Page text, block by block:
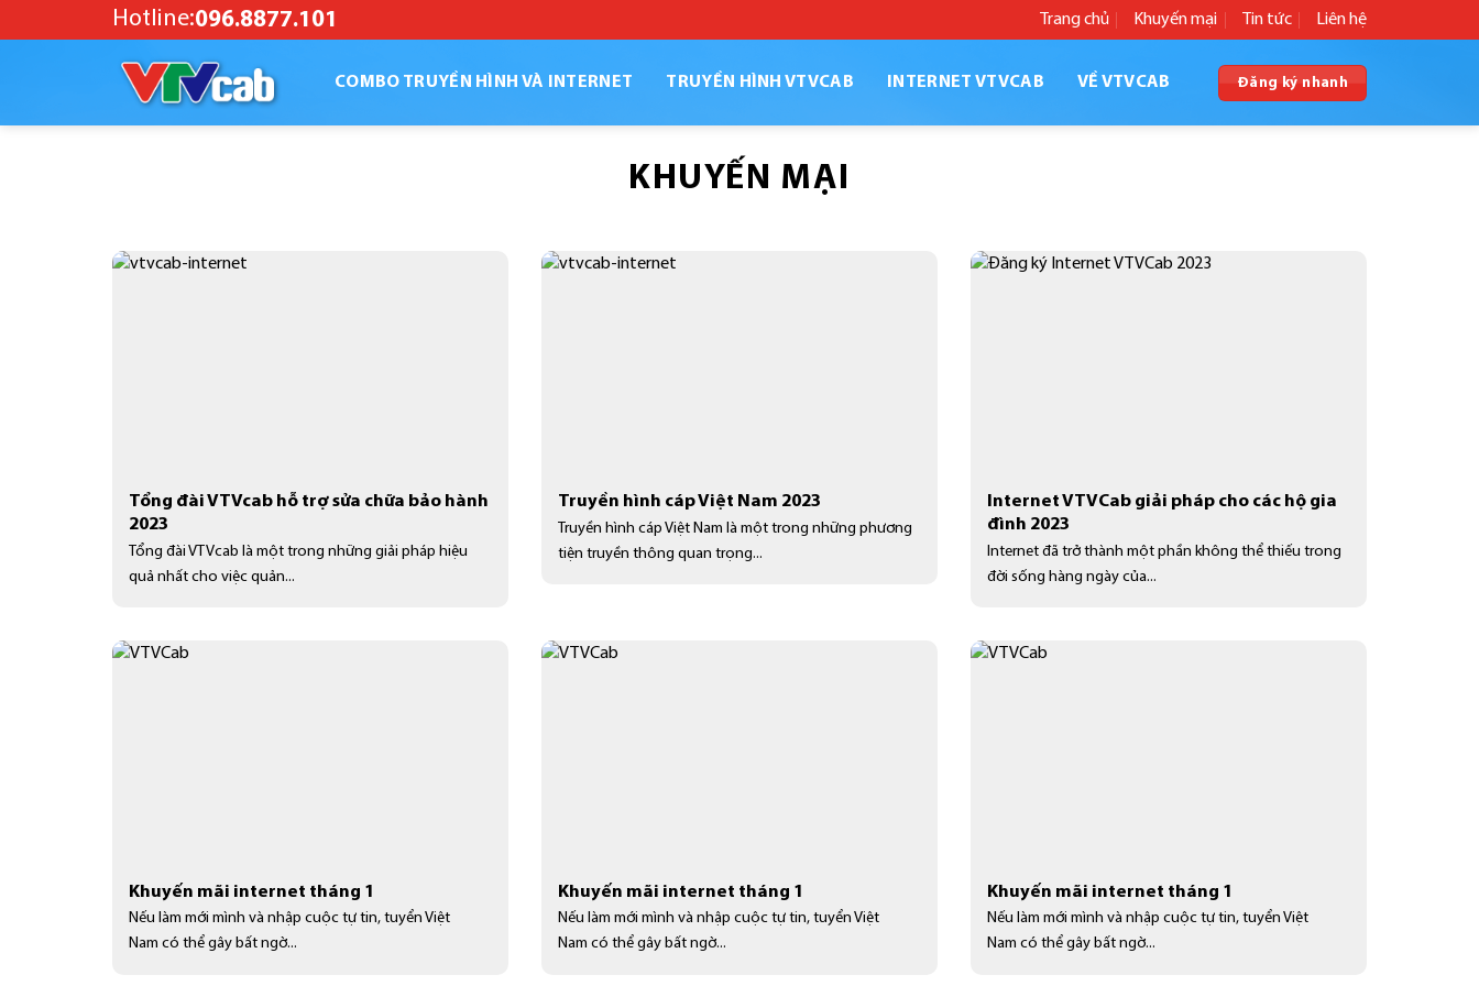
to
Hotline:096.8877.101 Trang chủ Khuyến mại Tin tức Liên hệ
COMBO TRUYỀN HÌNH VÀ INTERNET TRUYỀN HÌNH VTVCAB INTERNET VTVCAB VỀ VTVCAB Đăng ký nhanh
KHUYẾN MẠI
Tổng đài VTVcab hỗ trợ sửa chữa bảo hành
2023
Tổng đài VTVcab là một trong những giải pháp hiệu
quả nhất cho việc quản...
Truyền hình cáp Việt Nam 2023
Truyền hình cáp Việt Nam là một trong những phương
tiện truyền thông quan trọng...
Internet VTVCab giải pháp cho các hộ gia
đình 2023
Internet đã trở thành một phần không thể thiếu trong
đời sống hàng ngày của...
Khuyến mãi internet tháng 1
Nếu làm mới mình và nhập cuộc tự tin, tuyển Việt
Nam có thể gây bất ngờ...
Khuyến mãi internet tháng 1
Nếu làm mới mình và nhập cuộc tự tin, tuyển Việt
Nam có thể gây bất ngờ...
Khuyến mãi internet tháng 1
Nếu làm mới mình và nhập cuộc tự tin, tuyển Việt
Nam có thể gây bất ngờ...